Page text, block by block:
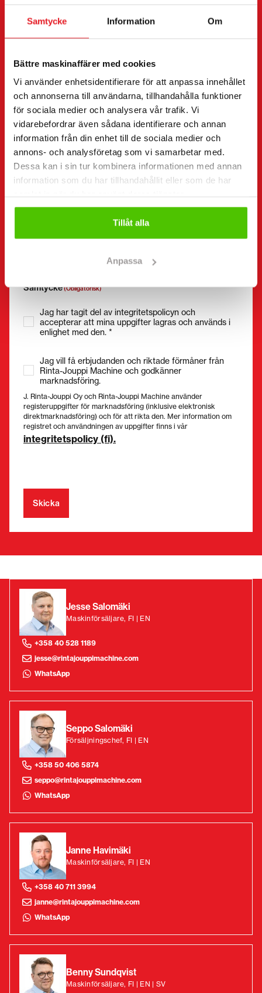
Samtycke Information Om
Bättre maskinaffärer med cookies
Vi använder enhetsidentifierare för att anpassa innehållet
och annonserna till användarna, tillhandahålla funktioner
för sociala medier och analysera vår trafik. Vi
vidarebefordrar även sådana identifierare och annan
information från din enhet till de sociala medier och
annons- och analysföretag som vi samarbetar med.
Dessa kan i sin tur kombinera informationen med annan
information som du har tillhandahållit eller som de har
Tillåt alla
Anpassa
FO-nummer
Telefonnummer (Obligatorisk)
Utan mellanslag (t.ex. +358401234567)
Samtycke(Obligatorisk)
Jag har tagit del av integritetspolicyn och
accepterar att mina uppgifter lagras och används i
enlighet med den. *
Jag vill få erbjudanden och riktade förmåner från
Rinta-Jouppi Machine och godkänner
marknadsföring.
J. Rinta-Jouppi Oy och Rinta-Jouppi Machine använder
registeruppgifter för marknadsföring (inklusive elektronisk
direktmarknadsföring) och för att rikta den. Mer information om
registret och användningen av uppgifter finns i vår
integritetspolicy (fi).
Jesse Salomäki
Maskinförsäljare, FI | EN
+358 40 528 1189
jesse@rintajouppimachine.com
WhatsApp
Seppo Salomäki
Försäljningschef, FI | EN
+358 50 406 5874
seppo@rintajouppimachine.com
WhatsApp
Janne Havimäki
Maskinförsäljare, FI | EN
+358 40 711 3994
janne@rintajouppimachine.com
WhatsApp
Benny Sundqvist
Maskinförsäljare, FI | EN | SV